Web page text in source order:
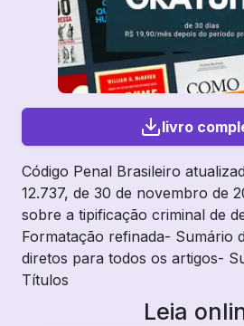
livro
Código Penal Brasileiro
12.737, de 30 de novembro de
sobre a tipificação criminal de
Formatação refinada- Sumário
diretos para todos os artigos-
Títulos
Leia